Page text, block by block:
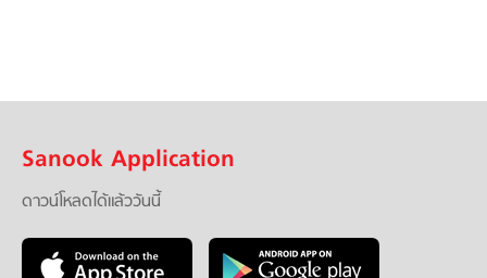
Sanook Application
ดาวน์โหลดได้แล้ววันนี้